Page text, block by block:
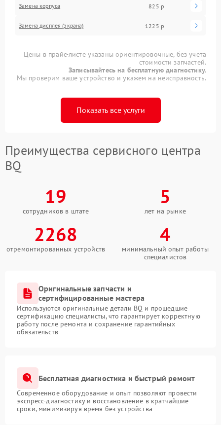
Замена корпуса 825 р
Замена дисплея (экрана) 1225 р
Цены в прайс-листе указаны ориентировочные, без учета
стоимости запчастей.
Записывайтесь на бесплатную диагностику.
Мы проверим ваше устройство и укажем на неисправность.
Показать все услуги
Преимущества сервисного центра
BQ
19
сотрудников в штате
5
лет на рынке
2268
отремонтированных устройств
4
минимальный опыт работы
специалистов
Оригинальные запчасти и
сертифицированные мастера
Используются оригинальные детали BQ и прошедшие
сертификацию специалисты, что гарантирует корректную
работу после ремонта и сохранение гарантийных
обязательств
Бесплатная диагностика и быстрый ремонт
Современное оборудование и опыт позволяют провести
экспресс-диагностику и восстановление в кратчайшие
сроки, минимизируя время без устройства